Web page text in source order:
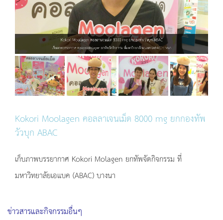
Kokori Moolagen คอลลาเจนเม็ด 8000 mg ยกกองทัพวัวบุก ABAC
เก็บภาพบรรยากาศ Kokori Molagen ยกทัพจัดกิจกรรม ที่มหาวิทยาลัยเอแบค (ABAC) บางนา
Kokori Moolagen คอลลาเจนเม็ด 8000 mg ยกกองทัพ
วัวบุก ABAC
เก็บภาพบรรยากาศ Kokori Molagen ยกทัพจัดกิจกรรม ที่
มหาวิทยาลัยเอแบค (ABAC) บางนา
ข่าวสารและกิจกรรมอื่นๆ